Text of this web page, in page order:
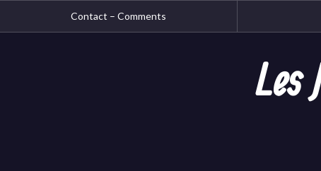
Contact – Comments
Les